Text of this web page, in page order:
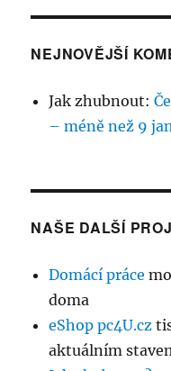
NEJNOVĚJŠÍ
Jak zhubnout:
– méně než 9
NAŠE DALŠÍ
Domácí práce
doma
eShop pc4U.cz
aktuálním